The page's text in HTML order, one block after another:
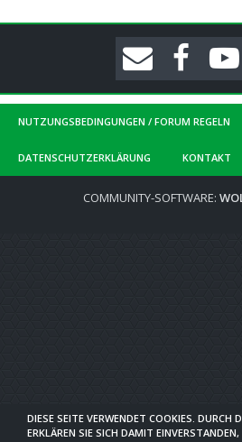
NUTZUNGSBEDINGUNGEN / FORUM REGELN
DATENSCHUTZERKLÄRUNG KONTAKT
COMMUNITY-SOFTWARE:
DIESE SEITE VERWENDET COOKIES. DURCH
ERKLÄREN SIE SICH DAMIT